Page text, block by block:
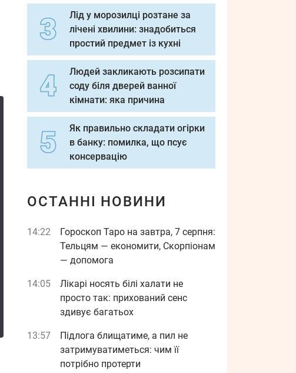
Лід у морозилці розтане за
лічені хвилини: знадобиться
простий предмет із кухні
Людей закликають розсипати
соду біля дверей ванної
кімнати: яка причина
Як правильно складати огірки
в банку: помилка, що псує
консервацію
ОСТАННІ НОВИНИ
14:22
Гороскоп Таро на завтра, 7 серпня:
Тельцям — економити, Скорпіонам
— допомога
14:05
Лікарі носять білі халати не
просто так: прихований сенс
здивує багатьох
13:57
Підлога блищатиме, а пил не
затримуватиметься: чим її
потрібно протерти